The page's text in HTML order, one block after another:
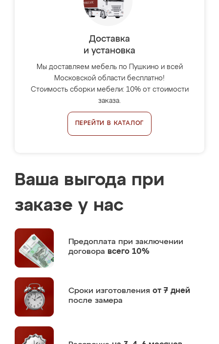
Доставка
и установка
Мы доставляем мебель по Пушкино и всей
Московской области бесплатно!
Стоимость сборки мебели: 10% от стоимости
заказа.
ПЕРЕЙТИ В КАТАЛОГ
Ваша выгода при
заказе у нас
Предоплата при заключении
договора всего 10%
Сроки изготовления от 7 дней
после замера